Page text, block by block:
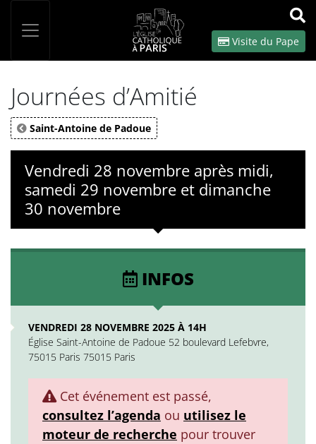
OK
Visite du Pape
Journées d’Amitié
Saint-Antoine de Padoue
Vendredi 28 novembre après midi,
samedi 29 novembre et dimanche
30 novembre
INFOS
VENDREDI 28 NOVEMBRE 2025 À 14H
Église Saint-Antoine de Padoue 52 boulevard Lefebvre,
75015 Paris 75015 Paris
Cet événement est passé,
consultez l’agenda ou utilisez le
moteur de recherche pour trouver
Panneau de gestion des cookies